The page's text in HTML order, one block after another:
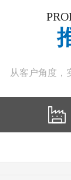
从客户角度，